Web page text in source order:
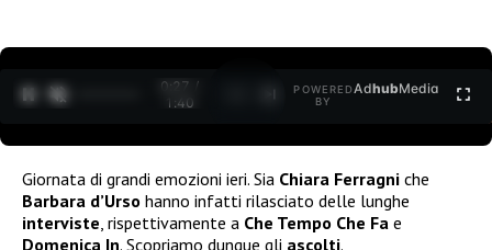
0:28 /
1:40
POWERED
BY
AdhubMedia
Giornata di grandi emozioni ieri. Sia Chiara Ferragni che
Barbara d’Urso hanno infatti rilasciato delle lunghe
interviste , rispettivamente a Che Tempo Che Fa e
Domenica In. Scopriamo dunque gli ascolti.